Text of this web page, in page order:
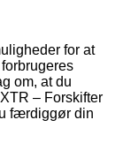
for at
om, at du
– Forskifter
færdiggør din